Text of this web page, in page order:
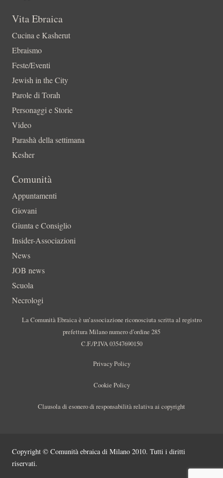
Vita Ebraica
Cucina e Kasherut
Ebraismo
Feste/Eventi
Jewish in the City
Parole di Torah
Personaggi e Storie
Video
Parashà della settimana
Kesher
Comunità
Appuntamenti
Giovani
Giunta e Consiglio
Insider-Associazioni
News
JOB news
Scuola
Necrologi
La Comunità Ebraica è un’associazione riconosciuta scritta al registro
prefettura Milano numero d’ordine 285
C.F./P.IVA 03547690150
Privacy Policy
Cookie Policy
Clausola di esonero di responsabilità relativa ai copyright
Copyright © Comunità ebraica di Milano 2010. Tutti i diritti
riservati.